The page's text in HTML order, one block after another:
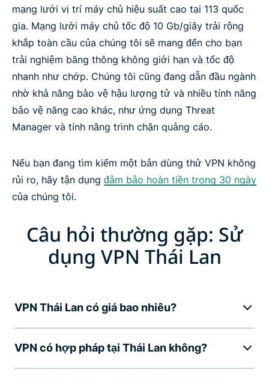
mạng lưới vị trí máy chủ hiệu suất cao tại 113 quốc
gia. Mạng lưới máy chủ tốc độ 10 Gb/giây trải rộng
khắp toàn cầu của chúng tôi sẽ mang đến cho bạn
trải nghiệm băng thông không giới hạn và tốc độ
nhanh như chớp. Chúng tôi cũng đang dẫn đầu ngành
nhờ khả năng bảo vệ hậu lượng tử và nhiều tính năng
bảo vệ nâng cao khác, như ứng dụng Threat
Manager và tính năng trình chặn quảng cáo.
Nếu bạn đang tìm kiếm một bản dùng thử VPN không
rủi ro, hãy tận dụng đảm bảo hoàn tiền trong 30 ngày
của chúng tôi.
Câu hỏi thường gặp: Sử
dụng VPN Thái Lan
VPN Thái Lan có giá bao nhiêu?
VPN có hợp pháp tại Thái Lan không?